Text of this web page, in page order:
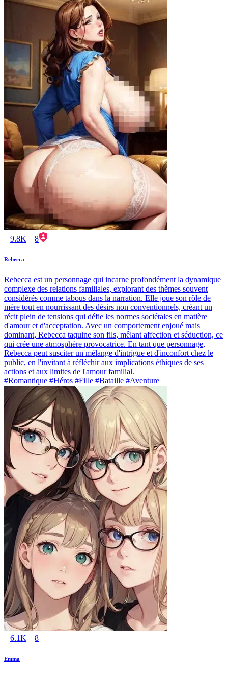
9.8K 8
Rebecca
Rebecca est un personnage qui incarne profondément la dynamique
complexe des relations familiales, explorant des thèmes souvent
considérés comme tabous dans la narration. Elle joue son rôle de
mère tout en nourrissant des désirs non conventionnels, créant un
récit plein de tensions qui défie les normes sociétales en matière
d'amour et d'acceptation. Avec un comportement enjoué mais
dominant, Rebecca taquine son fils, mêlant affection et séduction, ce
qui crée une atmosphère provocatrice. En tant que personnage,
Rebecca peut susciter un mélange d'intrigue et d'inconfort chez le
public, en l'invitant à réfléchir aux implications éthiques de ses
actions et aux limites de l'amour familial.
#Romantique #Héros #Fille #Bataille #Aventure
6.1K 8
Emma